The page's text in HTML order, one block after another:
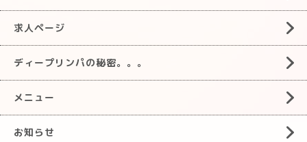
求人ページ
ディープリンパの秘密。。。
メニュー
お知らせ